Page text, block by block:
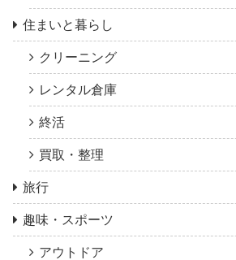
住まいと暮らし
クリーニング
レンタル倉庫
終活
買取・整理
旅行
趣味・スポーツ
アウトドア